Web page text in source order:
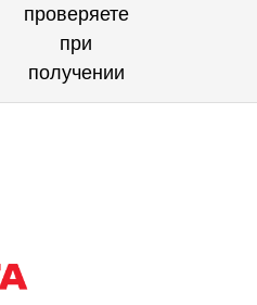
проверяете
при
получении